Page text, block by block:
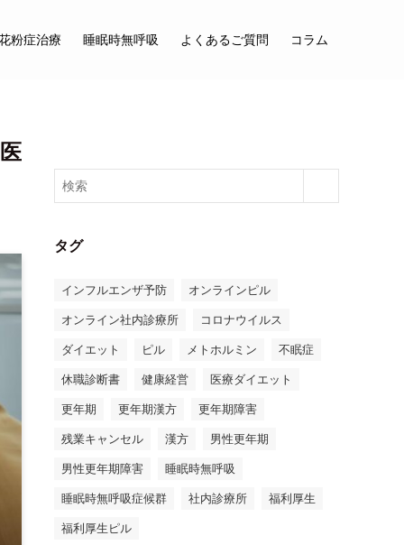
粉症治療 睡眠時無呼吸 よくあるご質問 コラム
タグ
インフルエンザ予防 オンラインピル
オンライン社内診療所 コロナウイルス
ダイエット ピル メトホルミン 不眠症
休職診断書 健康経営 医療ダイエット
更年期 更年期漢方 更年期障害
残業キャンセル 漢方 男性更年期
男性更年期障害 睡眠時無呼吸
睡眠時無呼吸症候群 社内診療所 福利厚生
福利厚生ピル